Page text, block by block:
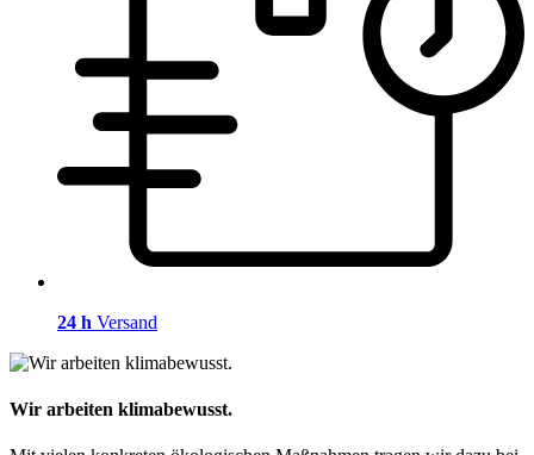
24 h Versand
Wir arbeiten klimabewusst.